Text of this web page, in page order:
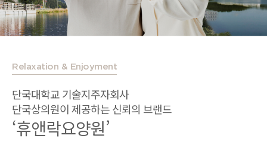
Relaxation & Enjoyment
단국대학교 기술지주자회사
단국상의원이 제공하는 신뢰의 브랜드
‘휴앤락요양원’